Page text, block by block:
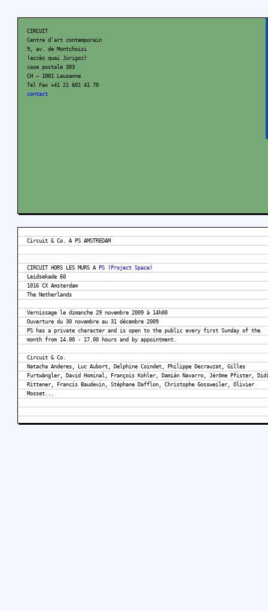
CIRCUIT
Centre d’art contemporain
9, av. de Montchoisi
(accès quai Jurigoz)
case postale 303
CH – 1001 Lausanne
Tel Fax +41 21 601 41 70
contact
Circuit & Co. A PS AMSTREDAM
CIRCUIT HORS LES MURS A PS (Project Space)
Leidsekade 60
1016 CX Amsterdam
The Netherlands
Vernissage le dimanche 29 novembre 2009 à 14h00
Ouverture du 30 novembre au 31 décembre 2009
PS has a private character and is open to the public every first Sunday of the
month from 14.00 - 17.00 hours and by appointment.
Circuit & Co.
Natacha Anderes, Luc Aubort, Delphine Coindet, Philippe Decrauzat, Gilles
Furtwängler, David Hominal, François Kohler, Damián Navarro, Jérôme Pfister,
Rittener, Francis Baudevin, Stéphane Dafflon, Christophe Gossweiler, Olivier
Mosset...